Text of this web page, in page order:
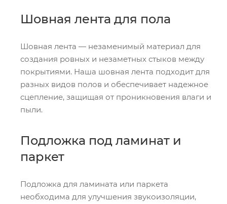
Шовная лента для пола
Шовная лента — незаменимый материал для
создания ровных и незаметных стыков между
покрытиями. Наша шовная лента подходит для
разных видов полов и обеспечивает надежное
сцепление, защищая от проникновения влаги и
пыли.
Подложка под ламинат и
паркет
Подложка для ламината или паркета
необходима для улучшения звукоизоляции,